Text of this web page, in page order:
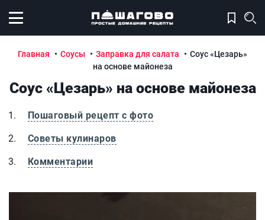
Открыть меню
Главная Соусы Заправка для салата
Соус «Цезарь»
на основе майонеза
Соус «Цезарь» на основе майонеза
Пошаговый рецепт с фото
Советы кулинаров
Комментарии